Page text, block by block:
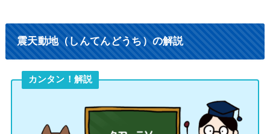
震天動地（しんてんどうち）の解説
カンタン！解説